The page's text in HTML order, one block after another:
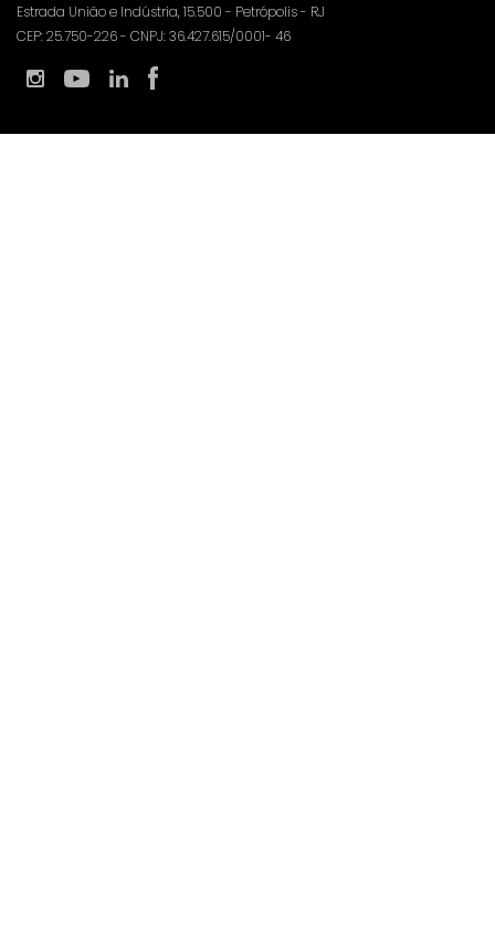
Estrada União e Indústria, 15.500 - Petrópolis - RJ
CEP: 25.750-226 - CNPJ: 36.427.615/0001- 46